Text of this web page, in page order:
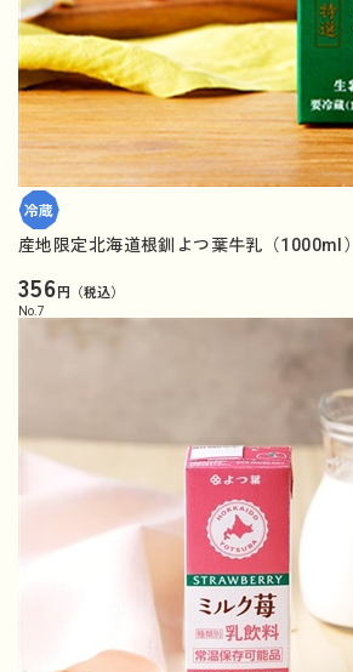
産地限定北海道根釧よつ葉牛乳（1000ml）
356円（税込）
No. 7